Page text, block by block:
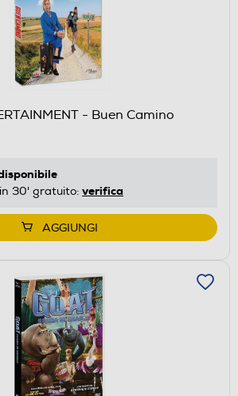
- Buen Camino
30' gratuito: verifica
AGGIUNGI